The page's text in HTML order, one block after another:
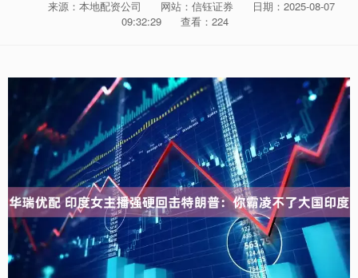
来源：本地配资公司 网站：信钰证券
日期：2025-08-07
09:32:29
查看：224